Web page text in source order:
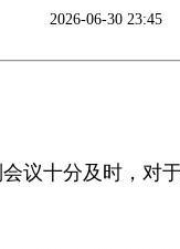
2026-06-30
议十分及时，